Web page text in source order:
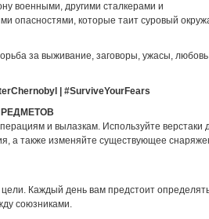
военными, другими сталкерами и
опасностями, которые таит суровый
за выживание, заговоры, ужасы, любовь
| #SurviveYourFears
и вылазкам. Используйте верстаки
а также изменяйте существующее
Каждый день вам предстоит
союзниками.